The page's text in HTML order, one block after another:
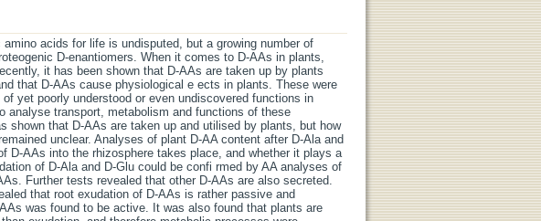
acids for life is undisputed, but a growing number of
D-enantiomers. When it comes to D-AAs in plants,
it has been shown that D-AAs are taken up by plants
that D-AAs cause physiological e ects in plants. These were
yet poorly understood or even undiscovered functions in
analyse transport, metabolism and functions of these
shown that D-AAs are taken up and utilised by plants, but how
unclear. Analyses of plant D-AA content after D-Ala and
D-AAs into the rhizosphere takes place, and whether it plays a
of D-Ala and D-Glu could be confi rmed by AA analyses of
Further tests revealed that other D-AAs are also secreted.
that root exudation of D-AAs is rather passive and
was found to be active. It was also found that plants are